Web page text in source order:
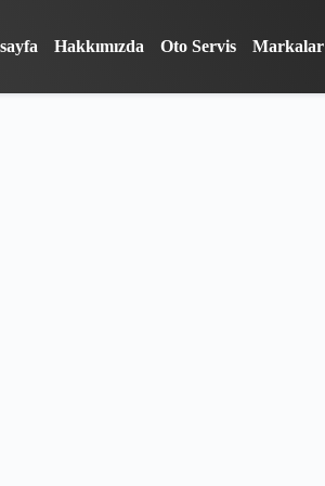
Hakkımızda Oto Servis Markalar